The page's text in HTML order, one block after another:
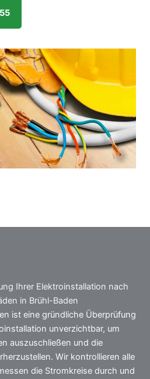
Ihrer Elektroinstallation nach
in Brühl-Baden
ist eine gründliche Überprüfung
unverzichtbar, um
auszuschließen und die
Wir kontrollieren alle
die Stromkreise durch und